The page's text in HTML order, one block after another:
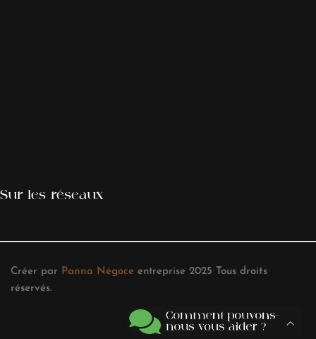
Sur les réseaux
Créer par Panna Négoce entreprise 2025 Tous droits
réservés.